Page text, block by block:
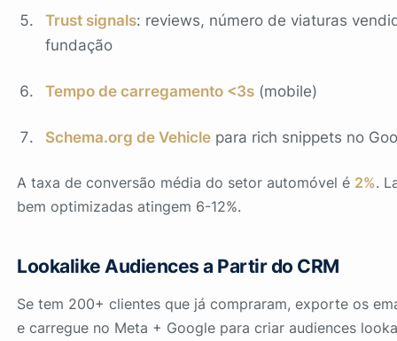
Trust signals: reviews, número de viaturas
fundação
Tempo de carregamento <3s (mobile)
Schema.org de Vehicle para rich snippets no
A taxa de conversão média do setor automóvel é 2%.
bem optimizadas atingem 6-12%.
Lookalike Audiences a Partir do CRM
Se tem 200+ clientes que já compraram, exporte os
e carregue no Meta + Google para criar audiences